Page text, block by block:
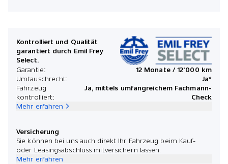
Kontrolliert und Qualität
garantiert durch Emil Frey
Select.
Garantie:
12 Monate / 12'000 km
Umtauschrecht:
Ja*
Fahrzeug
kontrolliert:
Ja, mittels umfangreichem Fachmann-
Check
Mehr erfahren
Versicherung
Sie können bei uns auch direkt Ihr Fahrzeug beim Kauf-
oder Leasingsabschluss mitversichern lassen.
Mehr erfahren